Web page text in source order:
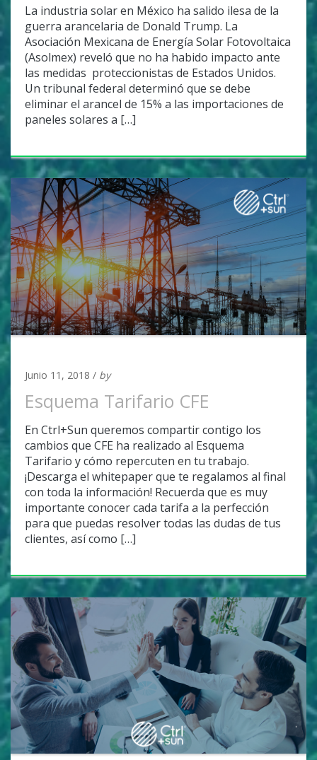
La industria solar en México ha salido ilesa de la
guerra arancelaria de Donald Trump. La
Asociación Mexicana de Energía Solar Fotovoltaica
(Asolmex) reveló que no ha habido impacto ante
las medidas proteccionistas de Estados Unidos.
Un tribunal federal determinó que se debe
eliminar el arancel de 15% a las importaciones de
paneles solares a […]
Junio 11, 2018 / by
Esquema Tarifario CFE
En Ctrl+Sun queremos compartir contigo los
cambios que CFE ha realizado al Esquema
Tarifario y cómo repercuten en tu trabajo.
¡Descarga el whitepaper que te regalamos al final
con toda la información! Recuerda que es muy
importante conocer cada tarifa a la perfección
para que puedas resolver todas las dudas de tus
clientes, así como […]